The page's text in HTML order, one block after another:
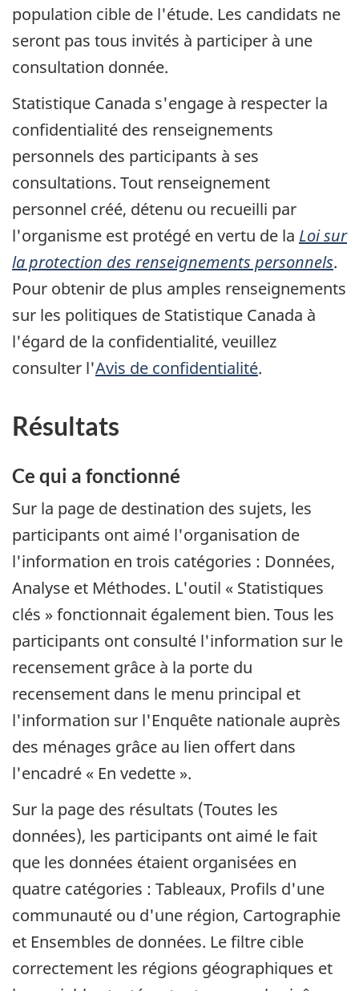
population cible de l'étude. Les candidats ne
seront pas tous invités à participer à une
consultation donnée.
Statistique Canada s'engage à respecter la
confidentialité des renseignements
personnels des participants à ses
consultations. Tout renseignement
personnel créé, détenu ou recueilli par
l'organisme est protégé en vertu de la Loi sur
la protection des renseignements personnels.
Pour obtenir de plus amples renseignements
sur les politiques de Statistique Canada à
l'égard de la confidentialité, veuillez
consulter l'Avis de confidentialité.
Résultats
Ce qui a fonctionné
Sur la page de destination des sujets, les
participants ont aimé l'organisation de
l'information en trois catégories : Données,
Analyse et Méthodes. L'outil « Statistiques
clés » fonctionnait également bien. Tous les
participants ont consulté l'information sur le
recensement grâce à la porte du
recensement dans le menu principal et
l'information sur l'Enquête nationale auprès
des ménages grâce au lien offert dans
l'encadré « En vedette ».
Sur la page des résultats (Toutes les
données), les participants ont aimé le fait
que les données étaient organisées en
quatre catégories : Tableaux, Profils d'une
communauté ou d'une région, Cartographie
et Ensembles de données. Le filtre cible
correctement les régions géographiques et